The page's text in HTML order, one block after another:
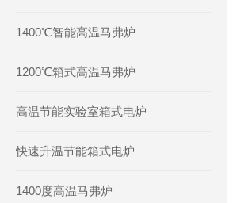
1400℃智能高温马弗炉
1200℃箱式高温马弗炉
高温节能实验室箱式电炉
快速升温节能箱式电炉
1400度高温马弗炉